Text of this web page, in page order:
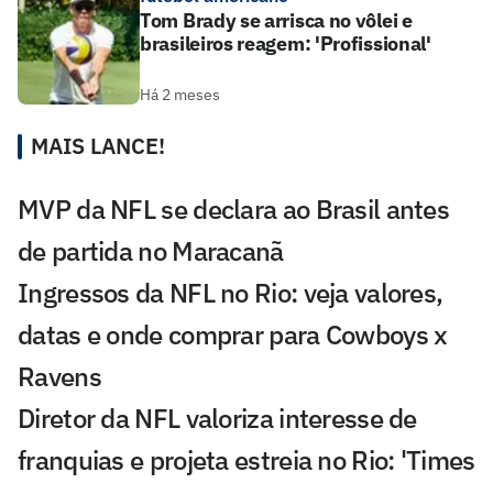
Tom Brady se arrisca no vôlei e
brasileiros reagem: 'Profissional'
Há 2 meses
MAIS LANCE!
MVP da NFL se declara ao Brasil antes
de partida no Maracanã
Ingressos da NFL no Rio: veja valores,
datas e onde comprar para Cowboys x
Ravens
Diretor da NFL valoriza interesse de
franquias e projeta estreia no Rio: 'Times